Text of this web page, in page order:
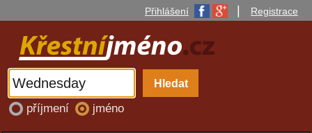
Přihlášení Registrace
příjmení jméno